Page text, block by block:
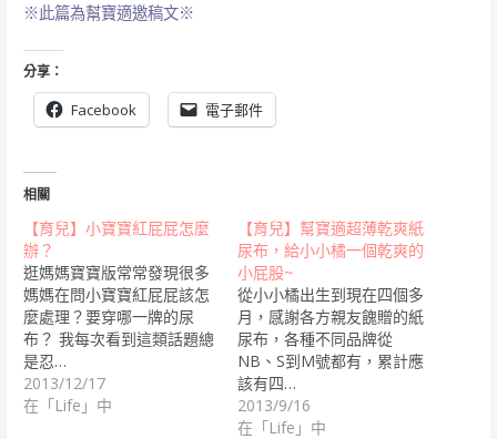
※此篇為幫寶適邀稿文※
分享：
Facebook 電子郵件
相關
【育兒】小寶寶紅屁屁怎麼
辦？
逛媽媽寶寶版常常發現很多
媽媽在問小寶寶紅屁屁該怎
麼處理？要穿哪一牌的尿
布？ 我每次看到這類話題總
是忍…
2013/12/17
在「Life」中
【育兒】幫寶適超薄乾爽紙
尿布，給小小橘一個乾爽的
小屁股~
從小小橘出生到現在四個多
月，感謝各方親友餽贈的紙
尿布，各種不同品牌從
NB、S到M號都有，累計應
該有四…
2013/9/16
在「Life」中